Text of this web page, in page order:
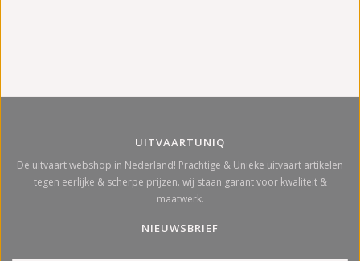
UITVAARTUNIQ
Dé uitvaart webshop in Nederland! Prachtige & Unieke uitvaart artikelen
tegen eerlijke & scherpe prijzen. wij staan garant voor kwaliteit &
maatwerk.
NIEUWSBRIEF